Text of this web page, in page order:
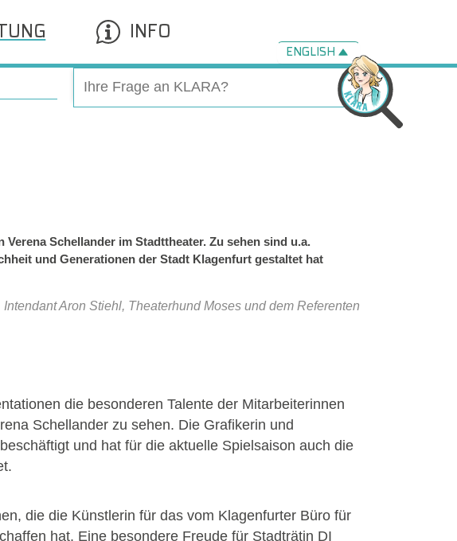
INFO
ENGLISH
Schellander im Stadttheater. Zu sehen sind u.a.
und Generationen der Stadt Klagenfurt gestaltet hat
Aron Stiehl, Theaterhund Moses und dem Referenten
die besonderen Talente der Mitarbeiterinnen
Schellander zu sehen. Die Grafikerin und
und hat für die aktuelle Spielsaison auch die
die die Künstlerin für das vom Klagenfurter Büro für
hat. Eine besondere Freude für Stadträtin DI